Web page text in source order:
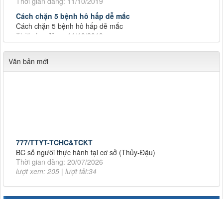
Cách chặn 5 bệnh hô hấp dễ mắc
Cách chặn 5 bệnh hô hấp dễ mắc
Thời gian đăng: 11/10/2019
Tiếp tục tăng cường công tác lãnh, chỉ đạo phòng,
Tiếp tục tăng cường công tác lãnh, chỉ đạo phòng, chống
dịch tả lợn châu Phi
Thời gian đăng: 11/10/2019
Thời gian đăng: 11/10/2019
Tiếp tục tăng cường công tác lãnh, chỉ đạo phòng,
Tiếp tục tăng cường công tác lãnh, chỉ đạo phòng, chống
dịch tả lợn châu Phi
Thời gian đăng: 11/10/2019
Văn bản mới
BC số người thực hành tại cơ sở (Thủy-Đậu)
Thời gian đăng: 20/07/2026
lượt xem: 205 | lượt tải:34
Thông báo Về việc đăng tải Danh sách đăng ký người hành